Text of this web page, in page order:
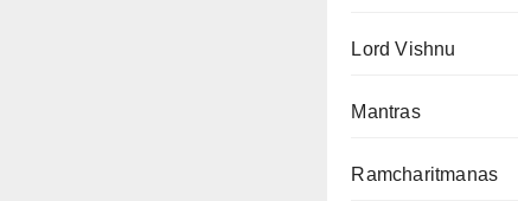
Lord Vishnu
Mantras
Ramcharitmanas